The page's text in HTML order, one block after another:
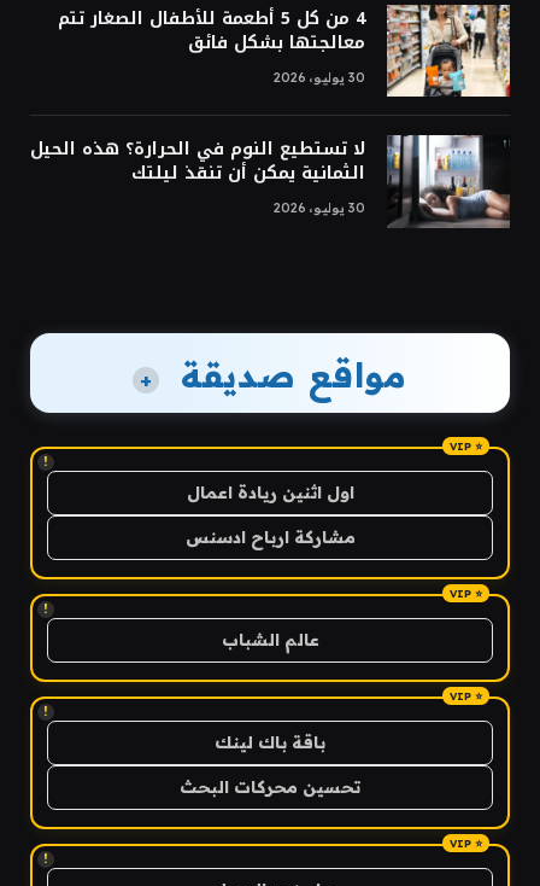
4 من كل 5 أطعمة للأطفال الصغار تتم
معالجتها بشكل فائق
30 يوليو، 2026
لا تستطيع النوم في الحرارة؟ هذه الحيل
الثمانية يمكن أن تنقذ ليلتك
30 يوليو، 2026
مواقع صديقة +
!
اول اثنين ريادة اعمال
مشاركة ارباح ادسنس
!
عالم الشباب
!
باقة باك لينك
تحسين محركات البحث
!